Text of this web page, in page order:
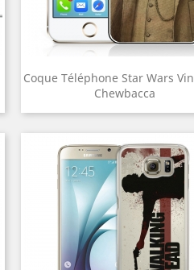
Coque Téléphone Star Wars
Chewbacca